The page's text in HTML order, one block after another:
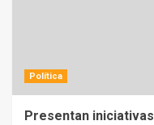
Política
Presentan iniciativas